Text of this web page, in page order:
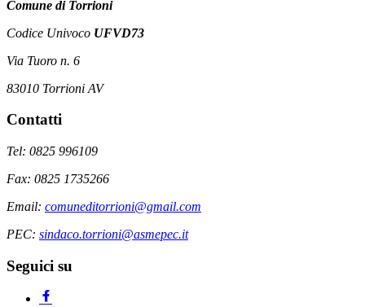
Comune di Torrioni
Codice Univoco UFVD73
Via Tuoro n. 6
83010 Torrioni AV
Contatti
Tel: 0825 996109
Fax: 0825 1735266
Email: comuneditorrioni@gmail.com
PEC: sindaco.torrioni@asmepec.it
Seguici su